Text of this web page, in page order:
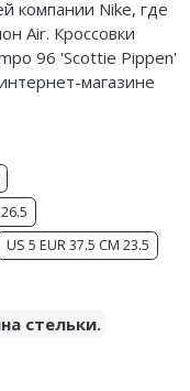
компании Nike, где
Air. Кроссовки
96 'Scottie Pippen'
магазине
US 5 EUR 37.5 CM 23.5
стельки.